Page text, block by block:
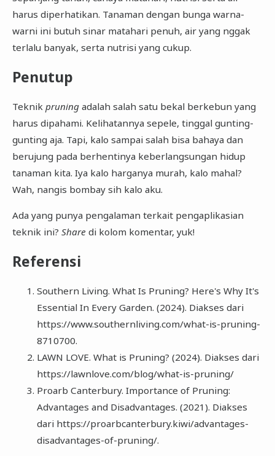
harus diperhatikan. Tanaman dengan bunga warna-
warni ini butuh sinar matahari penuh, air yang nggak
terlalu banyak, serta nutrisi yang cukup.
Penutup
Teknik pruningadalah salah satu bekal berkebun yang
harus dipahami. Kelihatannya sepele, tinggal gunting-
gunting aja. Tapi, kalo sampai salah bisa bahaya dan
berujung pada berhentinya keberlangsungan hidup
tanaman kita. Iya kalo harganya murah, kalo mahal?
Wah, nangis bombay sih kalo aku.
Ada yang punya pengalaman terkait pengaplikasian
teknik ini? Share di kolom komentar, yuk!
Referensi
Southern Living. What Is Pruning? Here's Why It's
Essential In Every Garden. (2024). Diakses dari
https://www.southernliving.com/what-is-pruning-
8710700.
LAWN LOVE. What is Pruning? (2024). Diakses dari
https://lawnlove.com/blog/what-is-pruning/
Proarb Canterbury. Importance of Pruning:
Advantages and Disadvantages. (2021). Diakses
dari https://proarbcanterbury.kiwi/advantages-
disadvantages-of-pruning/.